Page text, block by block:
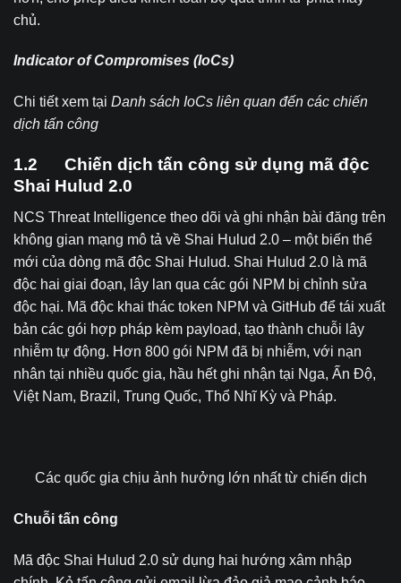
chủ.
Indicator of Compromises (IoCs)
Chi tiết xem tại Danh sách IoCs liên quan đến các chiến
dịch tấn công
1.2 Chiến dịch tấn công sử dụng mã độc
Shai Hulud 2.0
NCS Threat Intelligence theo dõi và ghi nhận bài đăng trên
không gian mạng mô tả về Shai Hulud 2.0 – một biến thể
mới của dòng mã độc Shai Hulud. Shai Hulud 2.0 là mã
độc hai giai đoạn, lây lan qua các gói NPM bị chỉnh sửa
độc hại. Mã độc khai thác token NPM và GitHub để tái xuất
bản các gói hợp pháp kèm payload, tạo thành chuỗi lây
nhiễm tự động. Hơn 800 gói NPM đã bị nhiễm, với nạn
nhân tại nhiều quốc gia, hầu hết ghi nhận tại Nga, Ấn Độ,
Việt Nam, Brazil, Trung Quốc, Thổ Nhĩ Kỳ và Pháp.
Các quốc gia chịu ảnh hưởng lớn nhất từ chiến dịch
Chuỗi tấn công
Mã độc Shai Hulud 2.0 sử dụng hai hướng xâm nhập